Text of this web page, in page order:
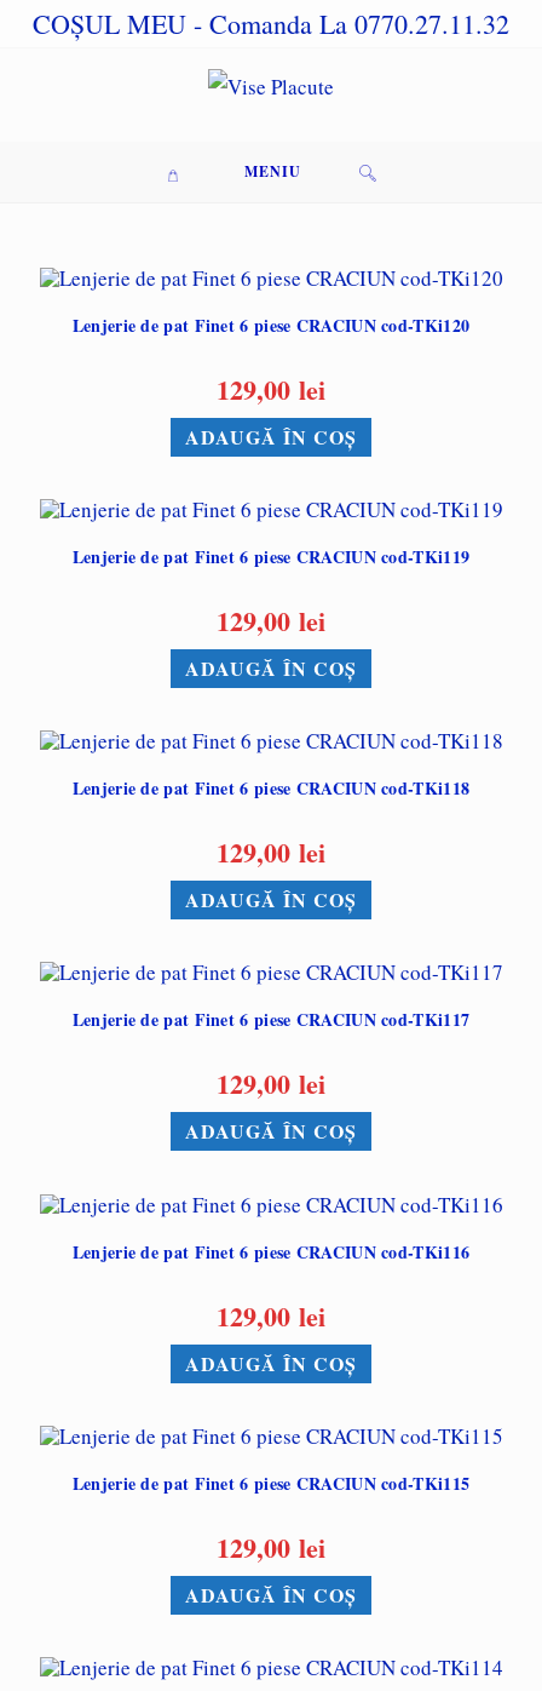
COȘUL MEU - Comanda La 0770.27.11.32
MENIU
Lenjerie de pat Finet 6 piese CRACIUN cod-TKi120
129,00 lei
ADAUGĂ ÎN COȘ
Lenjerie de pat Finet 6 piese CRACIUN cod-TKi119
129,00 lei
ADAUGĂ ÎN COȘ
Lenjerie de pat Finet 6 piese CRACIUN cod-TKi118
129,00 lei
ADAUGĂ ÎN COȘ
Lenjerie de pat Finet 6 piese CRACIUN cod-TKi117
129,00 lei
ADAUGĂ ÎN COȘ
Lenjerie de pat Finet 6 piese CRACIUN cod-TKi116
129,00 lei
ADAUGĂ ÎN COȘ
Lenjerie de pat Finet 6 piese CRACIUN cod-TKi115
129,00 lei
ADAUGĂ ÎN COȘ